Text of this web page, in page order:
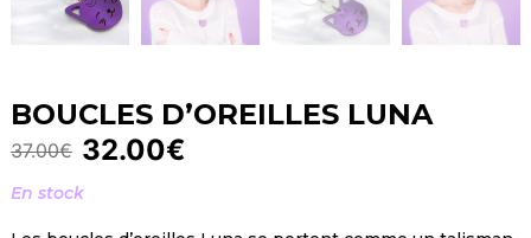
BOUCLES D’OREILLES LUNA
37.00€ 32.00€
En stock